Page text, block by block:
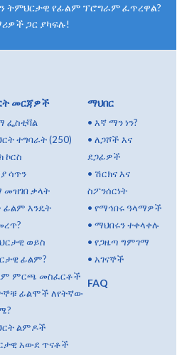
ትምህርታዊ የፊልም ፕሮግራም ፈጥረዋል?
ጋር ያካፍሉ!
መርጃዎች
ፌስቲቫል
ተግባራት (250)
ኮርስ
ሳጥን
መዝገበ ቃላት
ፊልም እንዴት
ወይስ
ፊልም?
ምርጫ መስፈርቶች
ፊልሞች ለየትኛው
ልምዶች
አውደ ጥናቶች
ማህበር
•እኛ ማን ነን?
•ለጋሾች እና
ደጋፊዎች
• ሽርክና እና
ስፖንሰርነት
•የማኅበሩ ዓላማዎች
•ማህበሩን ተቀላቀሉ
•የጋዜጣ ግምገማ
•አገናኞች
FAQ